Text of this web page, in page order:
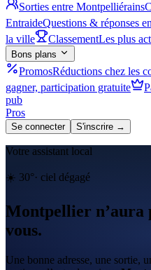
Sorties entre Montpelliérains
EntraideQuestions & réponses
la ville
ClassementLes plus
Bons plans
PromosRéductions chez les
gagner, participation gratuite
pub
Pros
Se connecter S'inscrire →
Votre assistant local
☀️ 30°· ciel dégagé
Montpellier n’aura
vous.
Une bonne adresse, une sortie,